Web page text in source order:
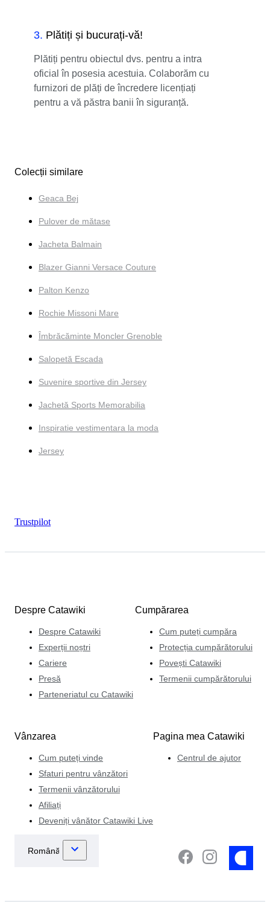
3. Plătiți și bucurați-vă!
Plătiți pentru obiectul dvs. pentru a intra
oficial în posesia acestuia. Colaborăm cu
furnizori de plăți de încredere licențiați
pentru a vă păstra banii în siguranță.
Colecții similare
Geaca Bej
Pulover de mătase
Jacheta Balmain
Blazer Gianni Versace Couture
Palton Kenzo
Rochie Missoni Mare
Îmbrăcăminte Moncler Grenoble
Salopetă Escada
Suvenire sportive din Jersey
Jachetă Sports Memorabilia
Inspiratie vestimentara la moda
Jersey
Trustpilot
Despre Catawiki
Despre Catawiki
Experții noștri
Cariere
Presă
Parteneriatul cu Catawiki
Cumpărarea
Cum puteți cumpăra
Protecția cumpărătorului
Povești Catawiki
Termenii cumpărătorului
Vânzarea
Cum puteți vinde
Sfaturi pentru vânzători
Termenii vânzătorului
Afiliați
Deveniți vânător Catawiki Live
Pagina mea Catawiki
Centrul de ajutor